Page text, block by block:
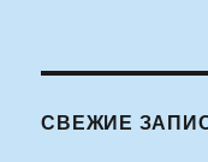
СВЕЖИЕ